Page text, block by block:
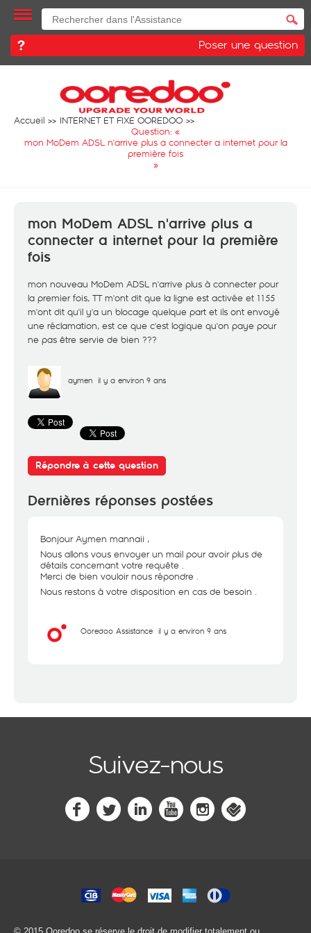
Poser une question
Accueil
INTERNET ET FIXE OOREDOO
Question: «
mon MoDem ADSL n'arrive plus a connecter a internet pour la
première fois
»
mon MoDem ADSL n'arrive plus a
connecter a internet pour la première
fois
mon nouveau MoDem ADSL n'arrive plus à connecter pour
la premier fois, TT m'ont dit que la ligne est activée et 1155
m'ont dit qu'il y'a un blocage quelque part et ils ont envoyé
une réclamation, est ce que c'est logique qu'on paye pour
ne pas être servie de bien ???
aymen il y a environ 9 ans
Répondre à cette question
Dernières réponses postées
Bonjour Aymen mannaii ,
Nous allons vous envoyer un mail pour avoir plus de
détails concernant votre requête .
Merci de bien vouloir nous répondre .
Nous restons à votre disposition en cas de besoin .
Ooredoo Assistance il y a environ 9 ans
Suivez-nous